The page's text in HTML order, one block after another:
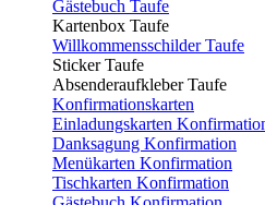
Gästebuch Taufe
Kartenbox Taufe
Willkommensschilder Taufe
Sticker Taufe
Absenderaufkleber Taufe
Konfirmationskarten
Einladungskarten
Danksagung Konfirmation
Menükarten Konfirmation
Tischkarten Konfirmation